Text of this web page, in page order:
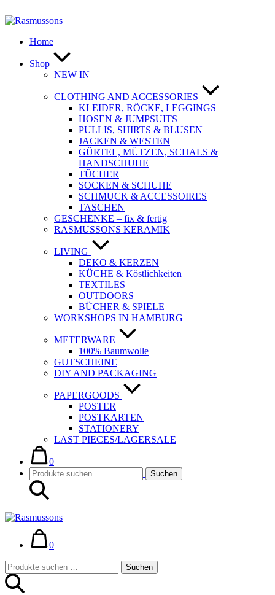
Inhalt
Home
Shop
NEW IN
CLOTHING AND ACCESSORIES
KLEIDER, RÖCKE, LEGGINGS
HOSEN & JUMPSUITS
PULLIS, SHIRTS & BLUSEN
JACKEN & WESTEN
GÜRTEL, MÜTZEN, SCHALS &
HANDSCHUHE
TÜCHER
SOCKEN & SCHUHE
SCHMUCK & ACCESSOIRES
TASCHEN
GESCHENKE – fix & fertig
RASMUSSONS KERAMIK
LIVING
DEKO & KERZEN
KÜCHE & Köstlichkeiten
TEXTILES
OUTDOORS
BÜCHER & SPIELE
WORKSHOPS IN HAMBURG
METERWARE
100% Baumwolle
GUTSCHEINE
DIY AND PACKAGING
PAPERGOODS
POSTER
POSTKARTEN
STATIONERY
LAST PIECES/LAGERSALE
Warenkorb
0im
Warenkorb
Suche-
Schalter
Suchen
nach:
Suchen
Warenkorb
0im
Suche-
Schalter
Suchen
nach:
Suchen